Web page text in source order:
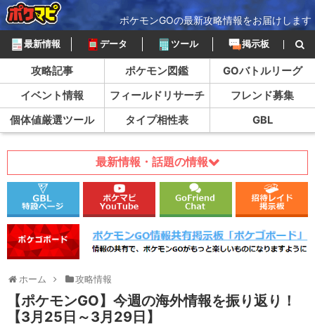
ポケモンGOの最新攻略情報をお届けします
最新情報 データ ツール 掲示板
攻略記事 ポケモン図鑑
GOバトルリーグ
イベント情報
フィールドリサーチ
フレンド募集
個体値厳選ツール
タイプ相性表 GBL
最新情報・話題の情報
ホーム 攻略情報
【ポケモンGO】今週の海外情報を振り返り！
【3月25日～3月29日】